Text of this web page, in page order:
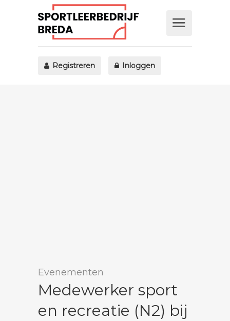
Registreren Inloggen
Evenementen
Medewerker sport
en recreatie (N2) bij